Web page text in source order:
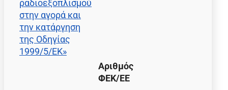
ραδιοεξοπλισμού
στην αγορά και
την κατάργηση
της Οδηγίας
1999/5/ΕΚ»
Αριθμός
ΦΕΚ/EE